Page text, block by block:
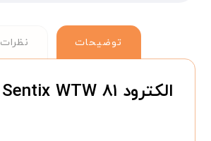
توضیحات نظرات
الکترود pH Sentix WTW ۸۱